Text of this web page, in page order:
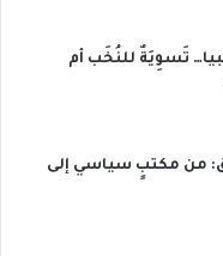
تَسوِيَةٌ للنُخَب أم
من مكتبٍ سياسي إلى